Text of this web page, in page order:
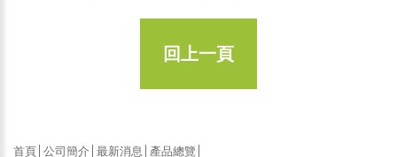
回上一頁
首頁 公司簡介 最新消息 產品總覽